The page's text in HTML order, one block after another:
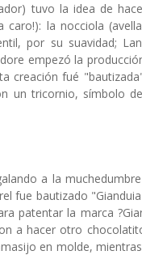
tuvo la idea de
caro!): la nocciola
por su suavidad;
empezó la
creación fué
un tricornio, símbolo
a la
fue bautizado
patentar la marca
a hacer otro
en molde,